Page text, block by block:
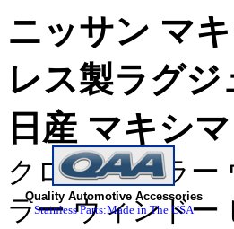
Quality Automotive Accessories
Stainless Parts:Made in The USA
ニッサン マ
レス製ラグ
日産 マキシ
クローム カラー
ラー ウィンドー